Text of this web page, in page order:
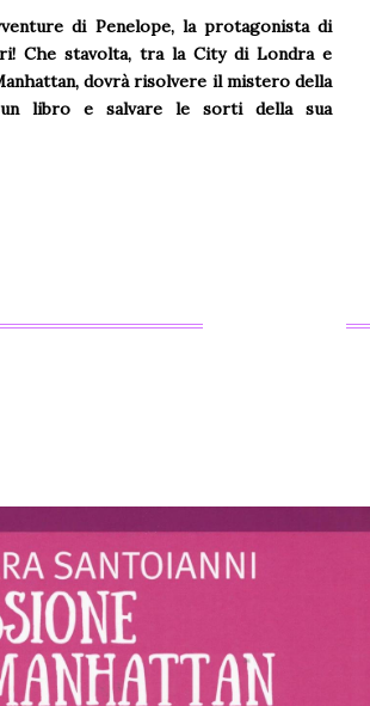
di Penelope, la protagonista di
Che stavolta, tra la City di Londra e
dovrà risolvere il mistero della
un libro e salvare le sorti della sua